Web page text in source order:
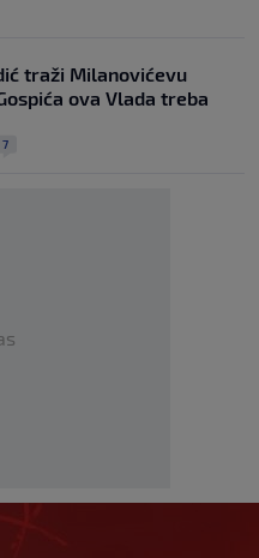
traži Milanovićevu
ova Vlada treba
7